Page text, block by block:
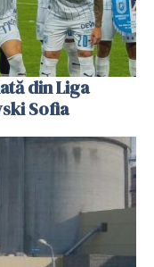
din Liga
Sofia